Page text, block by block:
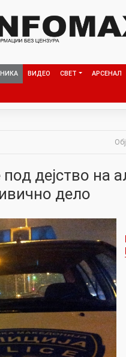
ВИДЕО СВЕТ АРСЕНАЛ
дејство на
дело